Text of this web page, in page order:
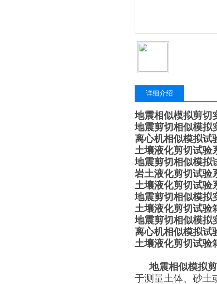
详细介绍
地震相似模拟剪切
地震剪切相似模拟
离心机相似模拟试
土壤液化剪切试验
地震剪切相似模拟
岩土液化剪切试验
土壤液化剪切试验
地震剪切相似模拟
土壤液化剪切试验
地震剪切相似模拟
离心机相似模拟试
土壤液化剪切试验
地震相似模拟
于测量土体、砂土